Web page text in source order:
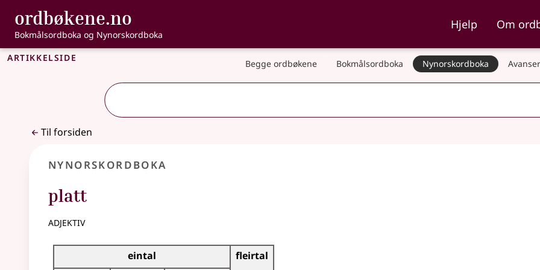
Gå til hovedinnhold
Tilgjengelighet
ordbøkene.no , Bokmålsordboka og Nynorskordboka
Bokmålsordboka og Nynorskordboka
Hjelp Om
Artikkelside Begge ordbøkene Bokmålsordboka Nynorskordboka
Til forsiden
Nynorskordboka
platt
adjektiv
Bøyningstabell for dette adjektivet
eintal
fleirtal